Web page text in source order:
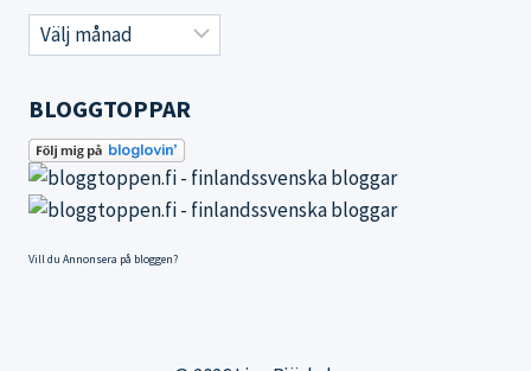
Gamla
inlägg
BLOGGTOPPAR
Vill du Annonsera på bloggen?